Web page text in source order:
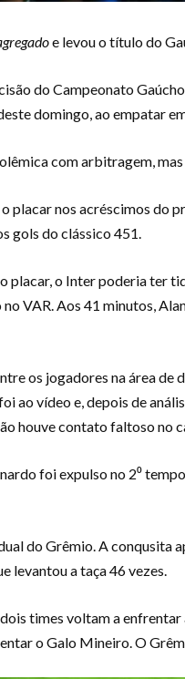
e levou o título do
do Campeonato
domingo, ao empatar
com arbitragem,
placar nos acréscimos do
gols do clássico 451.
placar, o Inter poderia ter
no VAR. Aos 41 minutos,
os jogadores na área
ao vídeo e, depois de
houve contato faltoso no
foi expulso no 2⁰
do Grêmio. A
levantou a taça 46 vezes.
times voltam a
o Galo Mineiro. O